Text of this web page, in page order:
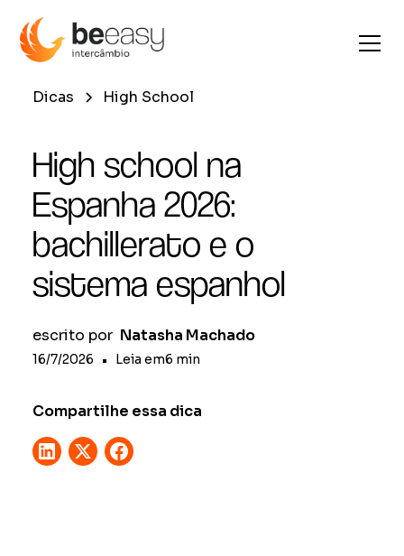
Dicas High School
High school na
Espanha 2026:
bachillerato e o
sistema espanhol
escrito por Natasha Machado
16/7/2026 • Leia em6 min
Compartilhe essa dica